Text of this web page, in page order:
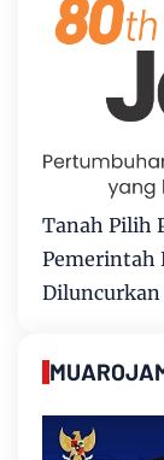
Tanah Pilih
Pemerintah
Diluncurkan